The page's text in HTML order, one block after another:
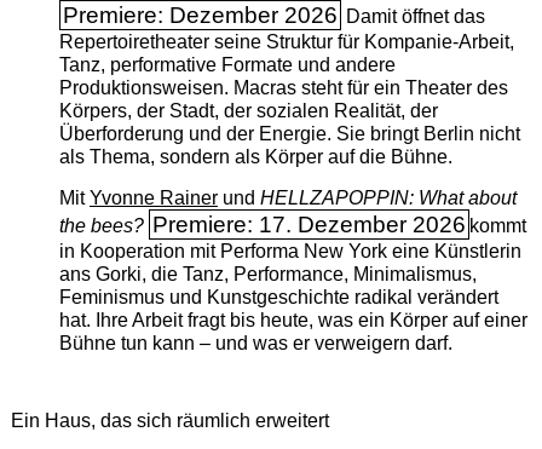
Premiere: Dezember 2026 Damit öffnet das
Repertoiretheater seine Struktur für Kompanie-Arbeit,
Tanz, performative Formate und andere
Produktionsweisen. Macras steht für ein Theater des
Körpers, der Stadt, der sozialen Realität, der
Überforderung und der Energie. Sie bringt Berlin nicht
als Thema, sondern als Körper auf die Bühne.
MitYvonne Rainerund HELLZAPOPPIN: What about
the bees? Premiere: 17. Dezember 2026 kommt
in Kooperation mit Performa New York eine Künstlerin
ans Gorki, die Tanz, Performance, Minimalismus,
Feminismus und Kunstgeschichte radikal verändert
hat. Ihre Arbeit fragt bis heute, was ein Körper auf einer
Bühne tun kann – und was er verweigern darf.
Ein Haus, das sich räumlich erweitert